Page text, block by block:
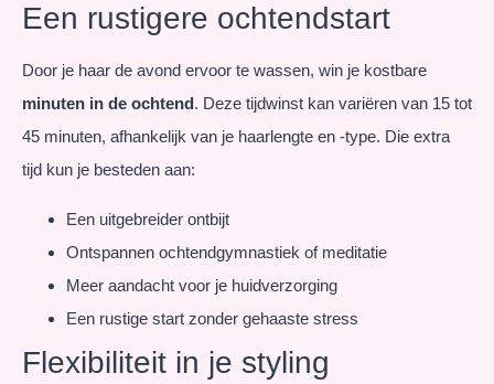
Een rustigere ochtendstart
Door je haar de avond ervoor te wassen, win je kostbare
minuten in de ochtend. Deze tijdwinst kan variëren van 15 tot
45 minuten, afhankelijk van je haarlengte en -type. Die extra
tijd kun je besteden aan:
Een uitgebreider ontbijt
Ontspannen ochtendgymnastiek of meditatie
Meer aandacht voor je huidverzorging
Een rustige start zonder gehaaste stress
Flexibiliteit in je styling